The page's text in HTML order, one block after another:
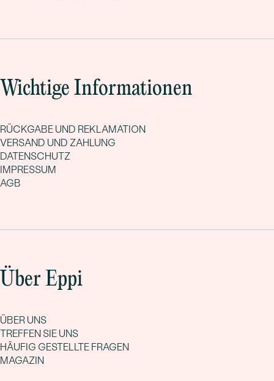
Wichtige Informationen
RÜCKGABE UND REKLAMATION
VERSAND UND ZAHLUNG
DATENSCHUTZ
IMPRESSUM
AGB
Über Eppi
ÜBER UNS
TREFFEN SIE UNS
HÄUFIG GESTELLTE FRAGEN
MAGAZIN